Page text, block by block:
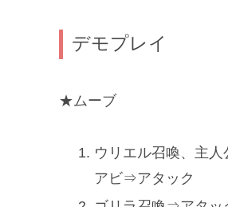
デモプレイ
★ムーブ
ウリエル召喚、主
アビ⇒アタック